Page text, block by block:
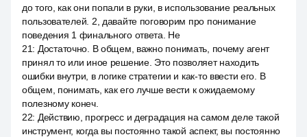
до того, как они попали в руки, в использование реальных
пользователей. 2, давайте поговорим про понимание
поведения 1 финального ответа. Не
21: Достаточно. В общем, важно понимать, почему агент
принял то или иное решение. Это позволяет находить
ошибки внутри, в логике стратегии и как-то ввести его. В
общем, понимать, как его лучше вести к ожидаемому
полезному конеч.
22: Действию, прогресс и деградация на самом деле такой
инструмент, когда вы постоянно такой аспект, вы постоянно